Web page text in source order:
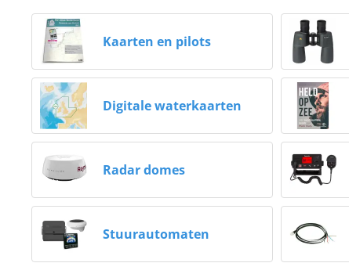
Kaarten en pilots
Digitale waterkaarten
Radar domes
Stuurautomaten